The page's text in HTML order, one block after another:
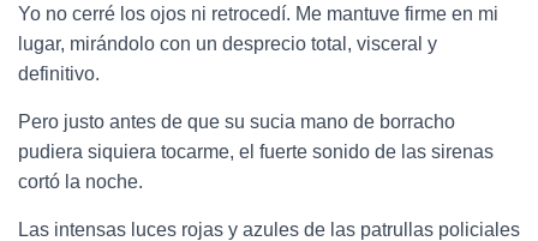
Yo no cerré los ojos ni retrocedí. Me mantuve firme en mi
lugar, mirándolo con un desprecio total, visceral y
definitivo.
Pero justo antes de que su sucia mano de borracho
pudiera siquiera tocarme, el fuerte sonido de las sirenas
cortó la noche.
Las intensas luces rojas y azules de las patrullas policiales